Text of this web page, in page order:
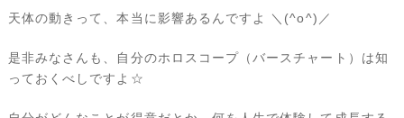
天体の動きって、本当に影響あるんですよ ＼(^o^)／
是非みなさんも、自分のホロスコープ（バースチャート）は知
っておくべしですよ☆